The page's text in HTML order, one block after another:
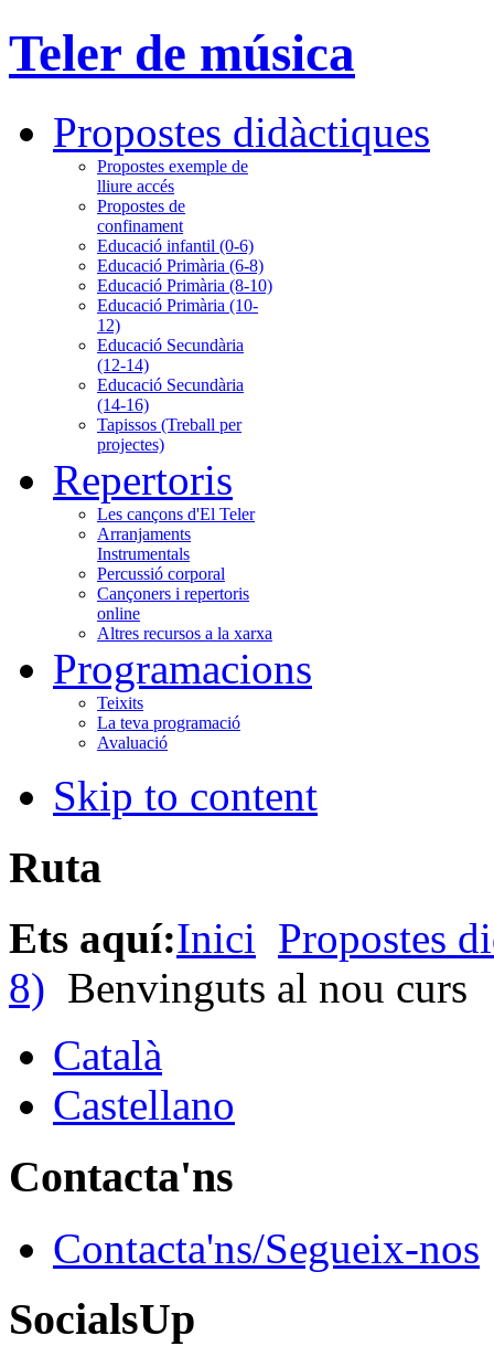
Teler de música
Propostes didàctiques
Propostes exemple de
lliure accés
Propostes de
confinament
Educació infantil (0-6)
Educació Primària (6-8)
Educació Primària (8-10)
Educació Primària (10-
12)
Educació Secundària
(12-14)
Educació Secundària
(14-16)
Tapissos (Treball per
projectes)
Repertoris
Les cançons d'El Teler
Arranjaments
Instrumentals
Percussió corporal
Cançoners i repertoris
online
Altres recursos a la xarxa
Programacions
Teixits
La teva programació
Avaluació
Skip to content
Ruta
Ets aquí:Inici Propostes
8) Benvinguts al nou curs
Català
Castellano
Contacta'ns
Contacta'ns/Segueix-nos
SocialsUp